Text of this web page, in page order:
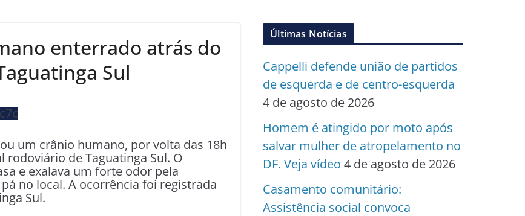
enterrado atrás do
Sul
um crânio humano, por volta das 18h
rodoviário de Taguatinga Sul. O
e exalava um forte odor pela
no local. A ocorrência foi registrada
Sul.
Últimas Notícias
Cappelli defende união de partidos
de esquerda e de centro-esquerda
4 de agosto de 2026
Homem é atingido por moto após
salvar mulher de atropelamento no
DF. Veja vídeo 4 de agosto de 2026
Casamento comunitário:
Assistência social convoca